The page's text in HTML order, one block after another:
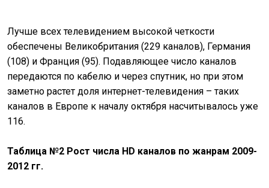
Лучше всех телевидением высокой четкости
обеспечены Великобритания (229 каналов), Германия
(108) и Франция (95). Подавляющее число каналов
передаются по кабелю и через спутник, но при этом
заметно растет доля интернет-телевидения – таких
каналов в Европе к началу октября насчитывалось уже
116.
Таблица №2 Рост числа HD каналов по жанрам 2009-
2012 гг.